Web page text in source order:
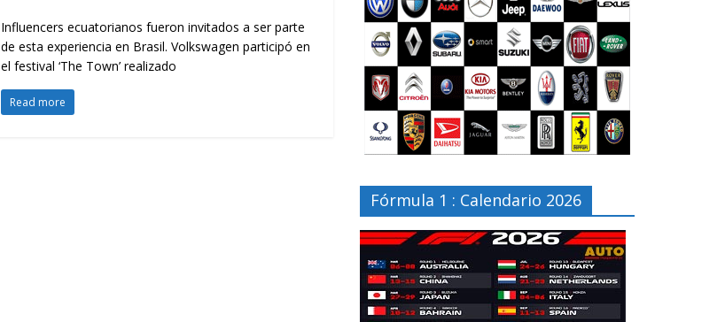
Influencers ecuatorianos fueron invitados a ser parte
de esta experiencia en Brasil. Volkswagen participó en
el festival ‘The Town’ realizado
Read more
Fórmula 1 : Calendario 2026